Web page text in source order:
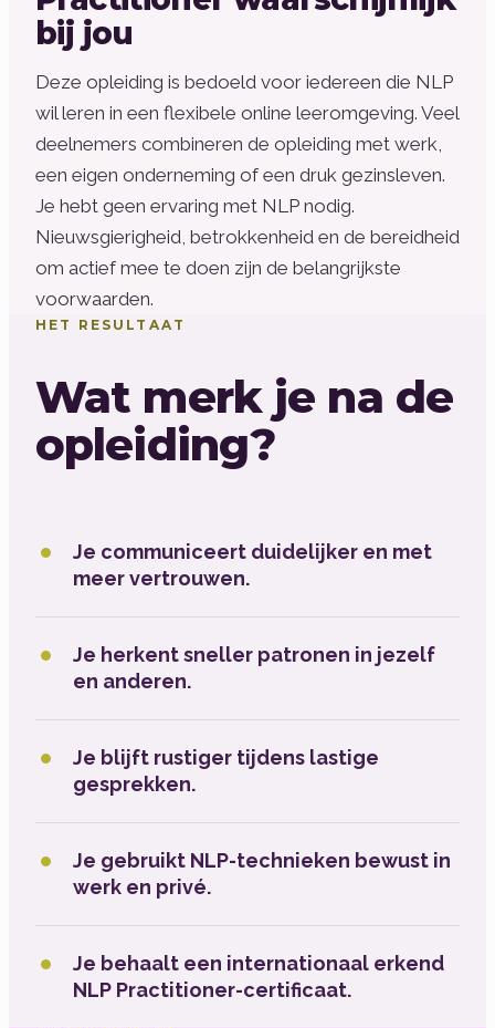
bij jou
Deze opleiding is bedoeld voor iedereen die NLP
wil leren in een flexibele online leeromgeving. Veel
deelnemers combineren de opleiding met werk,
een eigen onderneming of een druk gezinsleven.
Je hebt geen ervaring met NLP nodig.
Nieuwsgierigheid, betrokkenheid en de bereidheid
om actief mee te doen zijn de belangrijkste
voorwaarden.
HET RESULTAAT
Wat merk je na de
opleiding?
Je communiceert duidelijker en met
meer vertrouwen.
Je herkent sneller patronen in jezelf
en anderen.
Je blijft rustiger tijdens lastige
gesprekken.
Je gebruikt NLP-technieken bewust in
werk en privé.
Je behaalt een internationaal erkend
NLP Practitioner-certificaat.